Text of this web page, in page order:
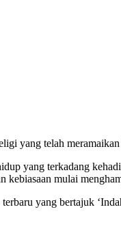
yang telah
yang terkadang
kebiasaan mulai
yang bertajuk